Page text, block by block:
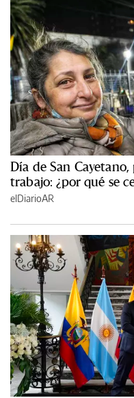
Día de San
trabajo: ¿por qué se
elDiarioAR